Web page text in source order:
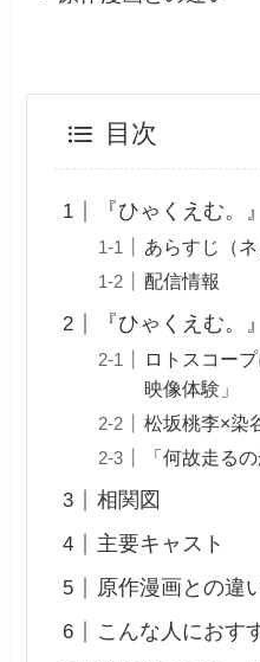
目次
『ひゃくえむ。
あらすじ（ネ
配信情報
『ひゃくえむ。
ロトスコー
映像体験」
松坂桃李×染
「何故走る
相関図
主要キャスト
原作漫画との違
こんな人におす